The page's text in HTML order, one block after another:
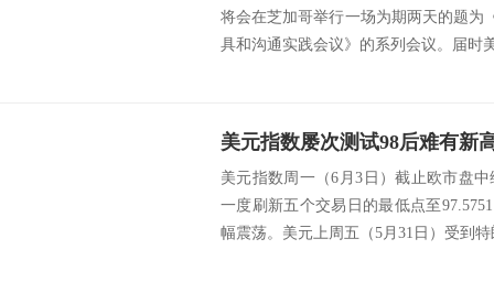
将会在芝加哥举行一场为期两天的题为
具和沟通实践会议》的系列会议。届时
美元指数屡次测试98后难有新
美元指数周一（6月3日）截止欧市盘
一度刷新五个交易日的最低点至
幅震荡。美元上周五（5月31日）受到